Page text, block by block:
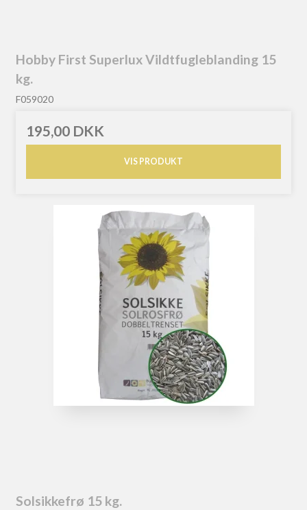
Hobby First Superlux Vildtfugleblanding 15
kg.
F059020
195,00 DKK
VIS PRODUKT
Solsikkefrø 15 kg.